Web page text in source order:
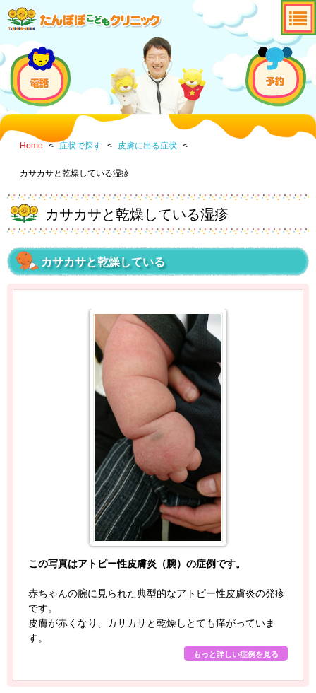
Home < 症状で探す < 皮膚に出る症状 <
カサカサと乾燥している湿疹
カサカサと乾燥している湿疹
カサカサと乾燥している
この写真はアトピー性皮膚炎（腕）の症例です。
赤ちゃんの腕に見られた典型的なアトピー性皮膚炎の発疹
です。
皮膚が赤くなり、カサカサと乾燥しとても痒がっていま
す。
もっと詳しい症例を見る